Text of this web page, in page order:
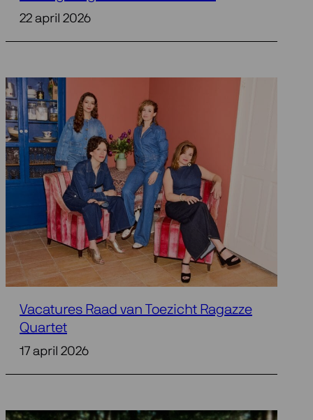
22 april 2026
Vacatures Raad van Toezicht Ragazze
Quartet
17 april 2026